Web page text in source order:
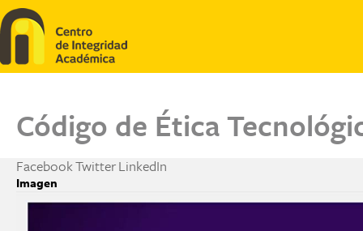
Pasar al contenido principal
Código de Ética
FacebookTwitterLinkedIn
Imagen